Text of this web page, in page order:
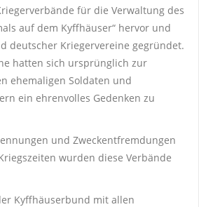
für die Verwaltung des
auf dem Kyffhäuser“ hervor und
deutscher Kriegervereine gegründet.
hatten sich ursprünglich zur
ehemaligen Soldaten und
ein ehrenvolles Gedenken zu
und Zweckentfremdungen
wurden diese Verbände
Kyffhäuserbund mit allen